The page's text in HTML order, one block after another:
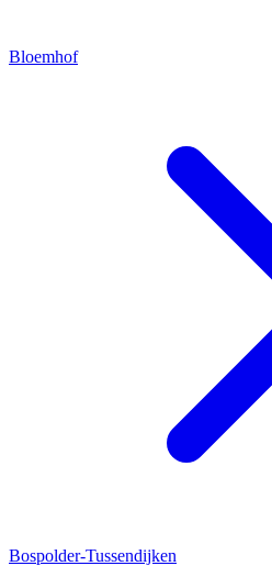
Bloemhof
Bospolder-Tussendijken